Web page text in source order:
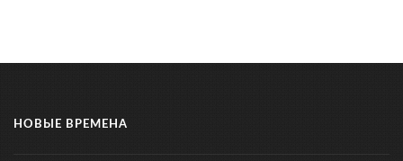
НОВЫЕ ВРЕМЕНА